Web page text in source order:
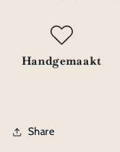
Handgemaakt
Share